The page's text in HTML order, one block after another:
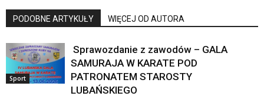
PODOBNE ARTYKUŁY WIĘCEJ OD AUTORA
Sport
Sprawozdanie z zawodów – GALA
SAMURAJA W KARATE POD
PATRONATEM STAROSTY
LUBAŃSKIEGO